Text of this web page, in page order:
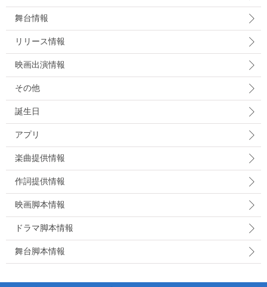
舞台情報
リリース情報
映画出演情報
その他
誕生日
アプリ
楽曲提供情報
作詞提供情報
映画脚本情報
ドラマ脚本情報
舞台脚本情報